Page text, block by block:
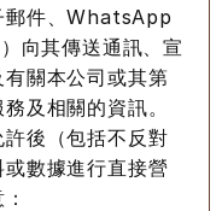
郵件、WhatsApp
向其傳送通訊、宣
關本公司或其第
及相關的資訊。
後（包括不反對
數據進行直接營